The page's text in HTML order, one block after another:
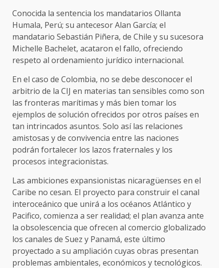
Conocida la sentencia los mandatarios Ollanta
Humala, Perú; su antecesor Alan García; el
mandatario Sebastián Piñera, de Chile y su sucesora
Michelle Bachelet, acataron el fallo, ofreciendo
respeto al ordenamiento jurídico internacional.
En el caso de Colombia, no se debe desconocer el
arbitrio de la CIJ en materias tan sensibles como son
las fronteras marítimas y más bien tomar los
ejemplos de solución ofrecidos por otros países en
tan intrincados asuntos. Solo así las relaciones
amistosas y de convivencia entre las naciones
podrán fortalecer los lazos fraternales y los
procesos integracionistas.
Las ambiciones expansionistas nicaragüenses en el
Caribe no cesan. El proyecto para construir el canal
interoceánico que unirá a los océanos Atlántico y
Pacifico, comienza a ser realidad; el plan avanza ante
la obsolescencia que ofrecen al comercio globalizado
los canales de Suez y Panamá, este último
proyectado a su ampliación cuyas obras presentan
problemas ambientales, económicos y tecnológicos.